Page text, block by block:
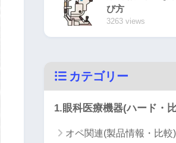
び方
3263 views
カテゴリー
1.眼科医療機器(ハード・
オペ関連(製品情報・比較)